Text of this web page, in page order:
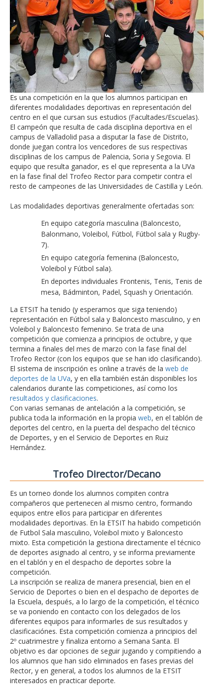
Es una competición en la que los alumnos participan en
diferentes modalidades deportivas en representación del
centro en el que cursan sus estudios (Facultades/Escuelas).
El campeón que resulta de cada disciplina deportiva en el
campus de Valladolid pasa a disputar la fase de Distrito,
donde juegan contra los vencedores de sus respectivas
disciplinas de los campus de Palencia, Soria y Segovia. El
equipo que resulta ganador, es el que representa a la UVa
en la fase final del Trofeo Rector para competir contra el
resto de campeones de las Universidades de Castilla y León.
Las modalidades deportivas generalmente ofertadas son:
En equipo categoría masculina (Baloncesto,
Balonmano, Voleibol, Fútbol, Fútbol sala y Rugby-
7).
En equipo categoría femenina (Baloncesto,
Voleibol y Fútbol sala).
En deportes individuales Frontenis, Tenis, Tenis de
mesa, Bádminton, Padel, Squash y Orientación.
La ETSIT ha tenido (y esperamos que siga teniendo)
representación en Fútbol sala y Baloncesto masculino, y en
Voleibol y Baloncesto femenino. Se trata de una
competición que comienza a principios de octubre, y que
termina a finales del mes de marzo con la fase final del
Trofeo Rector (con los equipos que se han ido clasificando).
El sistema de inscripción es online a través de la web de
deportes de la UVa, y en ella también están disponibles los
calendarios durante las competiciones, así como los
resultados y clasificaciones.
Con varias semanas de antelación a la competición, se
publica toda la información en la propia web, en el tablón de
deportes del centro, en la puerta del despacho del técnico
de Deportes, y en el Servicio de Deportes en Ruiz
Hernández.
Trofeo Director/Decano
Es un torneo donde los alumnos compiten contra
compañeros que pertenecen al mismo centro, formando
equipos entre ellos para participar en diferentes
modalidades deportivas. En la ETSIT ha habido competición
de Futbol Sala masculino, Voleibol mixto y Baloncesto
mixto. Esta competición la gestiona directamente el técnico
de deportes asignado al centro, y se informa previamente
en el tablón y en el despacho de deportes sobre la
competición.
La inscripción se realiza de manera presencial, bien en el
Servicio de Deportes o bien en el despacho de deportes de
la Escuela, después, a lo largo de la competición, el técnico
se va poniendo en contacto con los delegados de los
diferentes equipos para informarles de sus resultados y
clasificaciónes. Esta competición comienza a principios del
2º cuatrimestre y finaliza entorno a Semana Santa. El
objetivo es dar opciones de seguir jugando y compitiendo a
los alumnos que han sido eliminados en fases previas del
Rector, y en general, a todos los alumnos de la ETSIT
interesados en practicar deporte.